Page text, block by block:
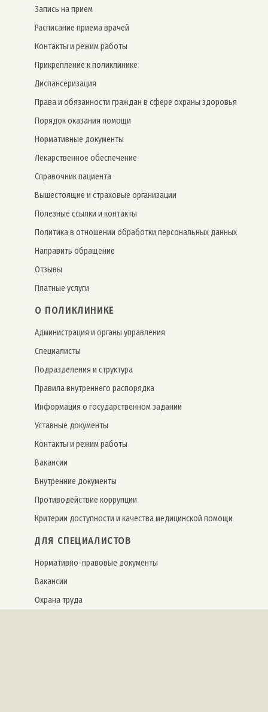
Запись на прием
Расписание приема врачей
Контакты и режим работы
Прикрепление к поликлинике
Дис­пансе­риза­ция
Права и обязанности граждан в сфере охраны здоровья
Порядок оказания помощи
Нормативные документы
Лекарственное обеспечение
Справочник пациента
Вышестоящие и страховые организации
Полезные ссылки и контакты
Политика в отношении обработки персональных данных
Направить обращение
Отзывы
Платные услуги
О ПОЛИКЛИНИКЕ
Администрация и органы управления
Специалисты
Подразделения и структура
Правила внутреннего распорядка
Информация о государственном задании
Уставные документы
Контакты и режим работы
Вакансии
Внутренние документы
Противодействие коррупции
Критерии доступности и качества медицинской помощи
ДЛЯ СПЕЦИАЛИСТОВ
Нормативно-правовые документы
Вакансии
Охрана труда